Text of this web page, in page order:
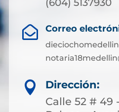
(604) 5137930
 Correo

Dirección:
Calle 52 # 49